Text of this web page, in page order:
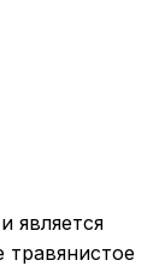
является
травянистое